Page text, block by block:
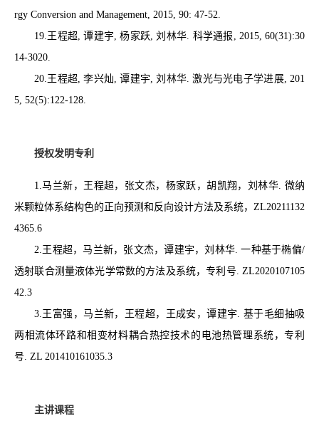
rgy Conversion and Management, 2015, 90: 47-52.
19.王程超,谭建宇,杨家跃,刘林华. 科学通报 , 2015, 60(31):30
14-3020.
20.王程超,李兴灿,谭建宇,刘林华.激光与光电子学进展, 201
5, 52(5):122-128.
授权发明专利
1.马兰新，王程超，张文杰，杨家跃，胡凯翔，刘林华. 微纳
米颗粒体系结构色的正向预测和反向设计方法及系统， ZL20211132
4365.6
2.王程超，马兰新，张文杰，谭建宇，刘林华.一种基于椭偏/
透射联合测量液体光学常数的方法及系统，专利号. ZL2020107105
42.3
3.王富强，马兰新，王程超，王成安，谭建宇. 基于毛细抽吸
两相流体环路和相变材料耦合热控技术的电池热管理系统，专利
号. ZL 201410161035.3
主讲课程